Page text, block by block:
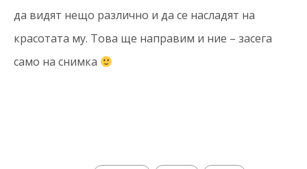
да видят нещо различно и да се насладят на
красотата му. Това ще направим и ние – засега
само на снимка